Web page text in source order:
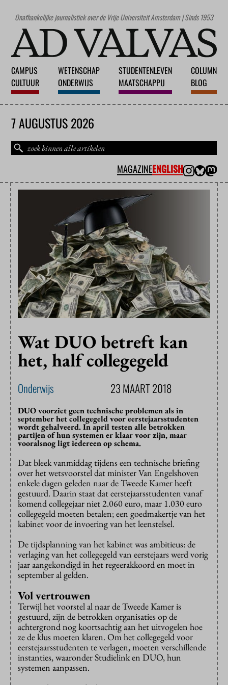
Onafhankelijke journalistiek over de Vrije Universiteit Amsterdam | Sinds 1953
CAMPUS
CULTUUR
WETENSCHAP
ONDERWIJS
STUDENTENLEVEN
MAATSCHAPPIJ
COLUMN
BLOG
7 AUGUSTUS 2026
MAGAZINEENGLISH
Wat DUO betreft kan
het, half collegegeld
Onderwijs 23 MAART 2018
DUO voorziet geen technische problemen als in
september het collegegeld voor eerstejaarsstudenten
wordt gehalveerd. In april testen alle betrokken
partijen of hun systemen er klaar voor zijn, maar
vooralsnog ligt iedereen op schema.
Dat bleek vanmiddag tijdens een technische briefing
over het wetsvoorstel dat minister Van Engelshoven
enkele dagen geleden naar de Tweede Kamer heeft
gestuurd. Daarin staat dat eerstejaarsstudenten vanaf
komend collegejaar niet 2.060 euro, maar 1.030 euro
collegegeld moeten betalen; een goedmakertje van het
kabinet voor de invoering van het leenstelsel.
De tijdsplanning van het kabinet was ambitieus: de
verlaging van het collegegeld van eerstejaars werd vorig
jaar aangekondigd in het regeerakkoord en moet in
september al gelden.
Vol vertrouwen
Terwijl het voorstel al naar de Tweede Kamer is
gestuurd, zijn de betrokken organisaties op de
achtergrond nog koortsachtig aan het uitvogelen hoe
ze de klus moeten klaren. Om het collegegeld voor
eerstejaarsstudenten te verlagen, moeten verschillende
instanties, waaronder Studielink en DUO, hun
systemen aanpassen.